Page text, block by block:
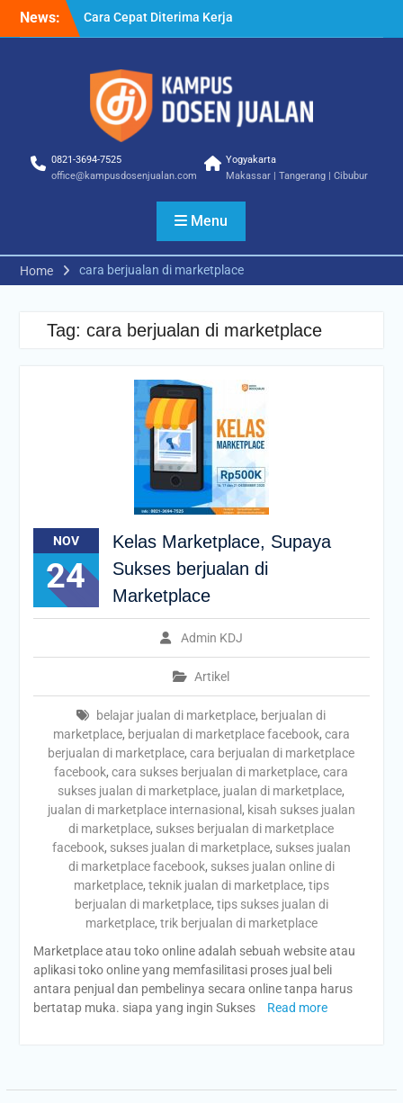
News:
Cara Cepat Diterima Kerja
– Tips Praktis yang Bisa
Cara Biar Dapat Pekerjaan
– Panduan Lengkap untuk
Pencari Kerja
Cara Dapat Pekerjaan –
Memperbesar Peluang
0821-3694-7525
office@kampusdosenjualan.com
Yogyakarta
Makassar | Tangerang | Cibubur
Menu
Home cara berjualan di marketplace
Tag: cara berjualan di marketplace
NOV
24
Kelas Marketplace, Supaya
Sukses berjualan di
Marketplace
Admin KDJ
Artikel
belajar jualan di marketplace, berjualan di
marketplace, berjualan di marketplace facebook, cara
berjualan di marketplace,cara berjualan di marketplace
facebook,cara sukses berjualan di marketplace,cara
sukses jualan di marketplace, jualan di marketplace,
jualan di marketplace internasional , kisah sukses jualan
di marketplace, sukses berjualan di marketplace
facebook, sukses jualan di marketplace, sukses jualan
di marketplace facebook, sukses jualan online di
marketplace, teknik jualan di marketplace, tips
berjualan di marketplace, tips sukses jualan di
marketplace, trik berjualan di marketplace
Marketplace atau toko online adalah sebuah website atau
aplikasi toko online yang memfasilitasi proses jual beli
antara penjual dan pembelinya secara online tanpa harus
bertatap muka. siapa yang ingin Sukses
Read more